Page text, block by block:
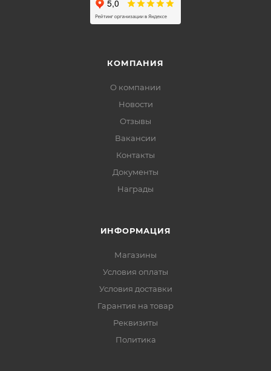
КОМПАНИЯ
О компании
Новости
Отзывы
Вакансии
Контакты
Документы
Награды
ИНФОРМАЦИЯ
Магазины
Условия оплаты
Условия доставки
Гарантия на товар
Реквизиты
Политика